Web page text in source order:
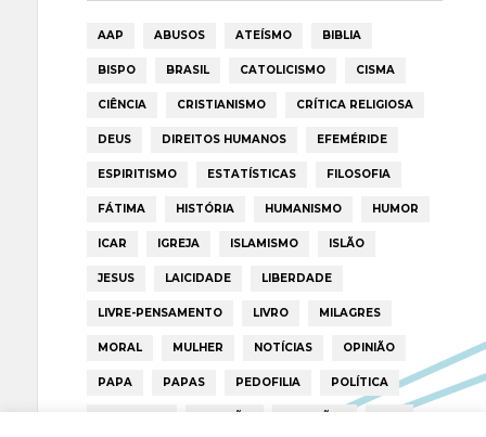
AAP ABUSOS ATEÍSMO BIBLIA
BISPO BRASIL CATOLICISMO CISMA
CIÊNCIA CRISTIANISMO CRÍTICA RELIGIOSA
DEUS DIREITOS HUMANOS EFEMÉRIDE
ESPIRITISMO ESTATÍSTICAS FILOSOFIA
FÁTIMA HISTÓRIA HUMANISMO HUMOR
ICAR IGREJA ISLAMISMO ISLÃO
JESUS LAICIDADE LIBERDADE
LIVRE-PENSAMENTO LIVRO MILAGRES
MORAL MULHER NOTÍCIAS OPINIÃO
PAPA PAPAS PEDOFILIA POLÍTICA
PORTUGAL RELIGIÃO RELIGIÕES RTP